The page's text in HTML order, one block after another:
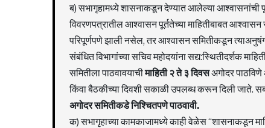
ब) सभागृहामध्ये शासनाकडून देण्यात आलेल्या आश्वासनांची
विवरणपत्रातील आश्वासन पूर्ततेच्या माहितीबाबत
परिपूर्णपणे झाली नसेल, तर आश्वासन समितीकडून
संबंधित विभागांच्या सचिव महोदयांना सद्य:स्थितीदर्शक
समितीला पाठवावयाचीमाहिती २ ते ३ दिवसअगोदर
किंवा बैठकीच्या दिवशी सकाळी उपलब्ध करून दिली जाते.
अगोदर समितीकडे निश्चितपणे पाठवावी.
क) सभागृहाच्या कामकाजामध्ये काही वेळेस “शासनाकडून